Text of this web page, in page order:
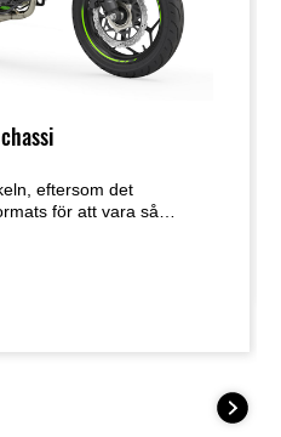
eftersom det
för att vara så
viktfördelning i
och skapar förtroende